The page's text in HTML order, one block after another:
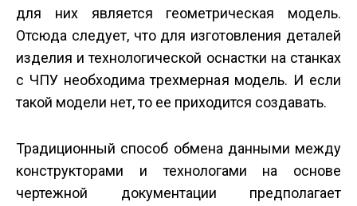
для них является геометрическая модель.
Отсюда следует, что для изготовления деталей
изделия и технологической оснастки на станках
с ЧПУ необходима трехмерная модель. И если
такой модели нет, то ее приходится создавать.
Традиционный способ обмена данными между
конструкторами и технологами на основе
чертежной документации предполагает